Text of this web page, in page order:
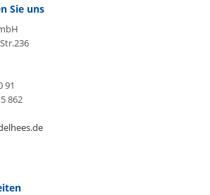
Sie uns
91
862